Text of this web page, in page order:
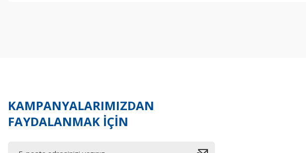
KAMPANYALARIMIZDAN
FAYDALANMAK İÇİN